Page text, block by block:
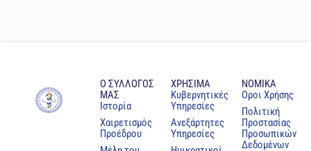
Ο ΣΥΛΛΟΓΟΣ
ΜΑΣ
Ιστορία
Χαιρετισμός
Προέδρου
ΧΡΗΣΙΜΑ
Κυβερνητικές
Υπηρεσίες
Ανεξάρτητες
Υπηρεσίες
NOMIKA
Oροι Χρήσης
Πολιτική
Προστασίας
Προσωπικών
Δεδομένων